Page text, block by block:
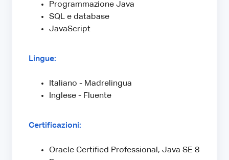
Programmazione Java
SQL e database
JavaScript
Lingue:
Italiano - Madrelingua
Inglese - Fluente
Certificazioni:
Oracle Certified Professional, Java SE 8